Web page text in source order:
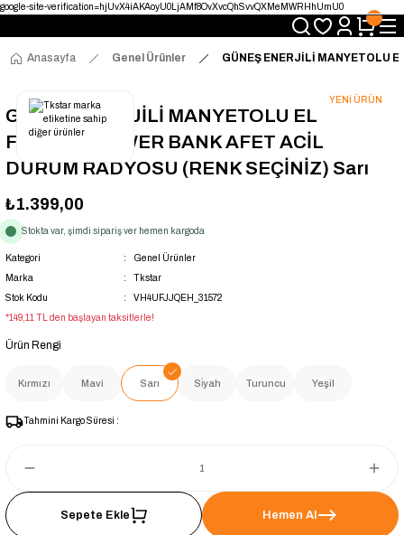
google-site-verification=hjUvX4iAKAoyU0LjAMf8OvXvcQhSvvQXMeMWRHhUmU0
Telsizde Güvenilir Adres
Uygun Fiyat · Hızlı Teslimat
Anasayfa Genel Ürünler GÜNEŞ ENERJİLİ MANYETOLU
YENİ ÜRÜN
GÜNEŞ ENERJİLİ MANYETOLU EL
FENERLİ POWER BANK AFET ACİL
DURUM RADYOSU (RENK SEÇİNİZ) Sarı
₺1.399,00
Stokta var, şimdi sipariş ver hemen kargoda
Kategori
Genel Ürünler
Marka
Tkstar
Stok Kodu
VH4UFJJQEH_31572
*149,11 TL den başlayan taksitlerle!
Ürün Rengi
Kırmızı Mavi Sarı Si̇yah Turuncu Yeşil
Tahmini Kargo Süresi :
Sepete Ekle Hemen Al